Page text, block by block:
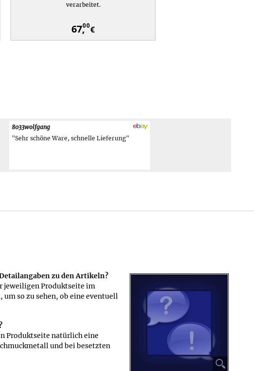
verarbeitet.
67,00€
8033wolfgang
"Sehr schöne Ware, schnelle Lieferung"
⚲
zu den Artikeln?
jeweiligen Produktseite im
um so zu sehen, ob eine eventuell
Produktseite natürlich eine
und bei besetzten